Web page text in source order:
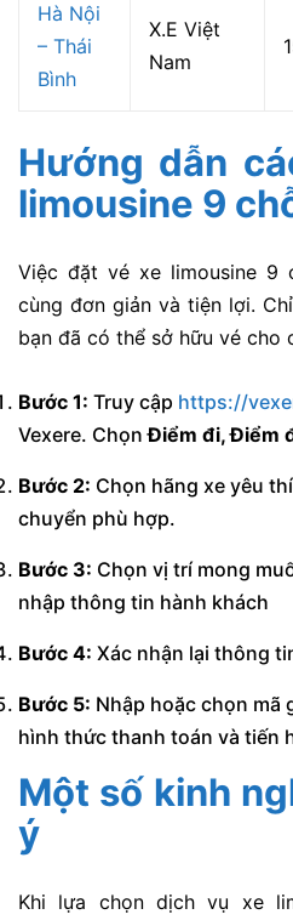
Hà Nội
– Thái
Bình
X.E Việt
Nam
Hướng dẫn
limousine 9
Việc đặt vé xe limousine 9
cùng đơn giản và tiện lợi.
bạn đã có thể sở hữu vé cho
Bước 1: Truy cập https://
Vexere. ChọnĐiểm đi, Điểm
Bước 2: Chọn hãng xe yêu
chuyển phù hợp.
Bước 3: Chọn vị trí mong
nhập thông tin hành khách
Bước 4: Xác nhận lại thông
Bước 5: Nhập hoặc chọn mã
hình thức thanh toán và tiến
Một số kinh
ý
Khi lựa chọn dịch vụ xe